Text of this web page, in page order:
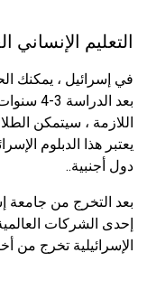
التعليم
في إسرائيل ، يمكنك
بعد
اللازمة ، سيتمكن
يعتبر هذا الدبلوم
دول أجنبية..
بعد التخرج من جامعة
إحدى الشركات
الإسرائيلية تخرج